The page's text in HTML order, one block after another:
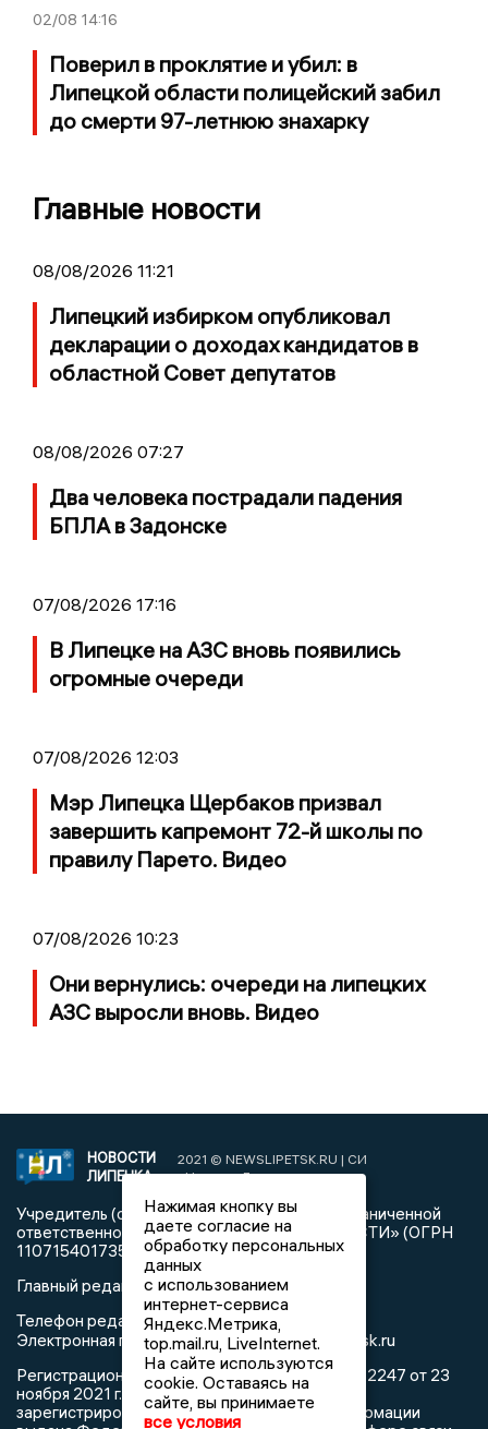
02/08 14:16
Поверил в проклятие и убил: в
Липецкой области полицейский забил
до смерти 97-летнюю знахарку
Главные новости
08/08/2026 11:21
Липецкий избирком опубликовал
декларации о доходах кандидатов в
областной Совет депутатов
08/08/2026 07:27
Два человека пострадали падения
БПЛА в Задонске
07/08/2026 17:16
В Липецке на АЗС вновь появились
огромные очереди
07/08/2026 12:03
Мэр Липецка Щербаков призвал
завершить капремонт 72-й школы по
правилу Парето. Видео
07/08/2026 10:23
Они вернулись: очереди на липецких
АЗС выросли вновь. Видео
НОВОСТИ
ЛИПЕЦКА
2021 © NEWSLIPETSK.RU | СИ
«Новости Липецка»
Учредитель (соучредители): Общество с ограниченной
ответственностью «РЕГИОНАЛЬНЫЕ НОВОСТИ» (ОГРН
1107154017354)
Главный редактор: Герцог Е.Г.
Телефон редакции: +7 903 699 9427
Электронная почта редакции:info@newslipetsk.ru
Регистрационный номер: серия Эл № ФС77-82247 от 23
ноября 2021 г. согласно выписке из реестра
зарегистрированных средств массовой информации
Нажимая кнопку вы
даете согласие на
обработку персональных
данных
с использованием
интернет-сервиса
Яндекс.Метрика,
top.mail.ru, LiveInternet.
На сайте используются
cookie. Оставаясь на
сайте, вы принимаете
все условия